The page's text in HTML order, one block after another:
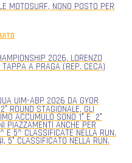
MOTOSURF, NONO POSTO PER
2026, LORENZO
A PRAGA (REP. CECA)
UIM-ABP 2026 DA GYOR
ROUND STAGIONALE, GLI
ACCUMULO SONO 1° E 2°
PIAZZAMENTI ANCHE PER
E 5^ CLASSIFICATE NELLA RUN.
5° CLASSIFICATO NELLA RUN.